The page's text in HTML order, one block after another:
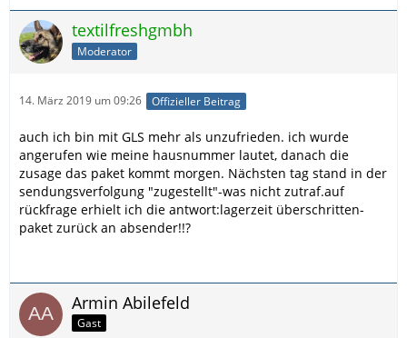
textilfreshgmbh
Moderator
14. März 2019 um 09:26 Offizieller Beitrag
auch ich bin mit GLS mehr als unzufrieden. ich wurde
angerufen wie meine hausnummer lautet, danach die
zusage das paket kommt morgen. Nächsten tag stand in der
sendungsverfolgung "zugestellt"-was nicht zutraf.auf
rückfrage erhielt ich die antwort:lagerzeit überschritten-
paket zurück an absender!!?
Armin Abilefeld
Gast